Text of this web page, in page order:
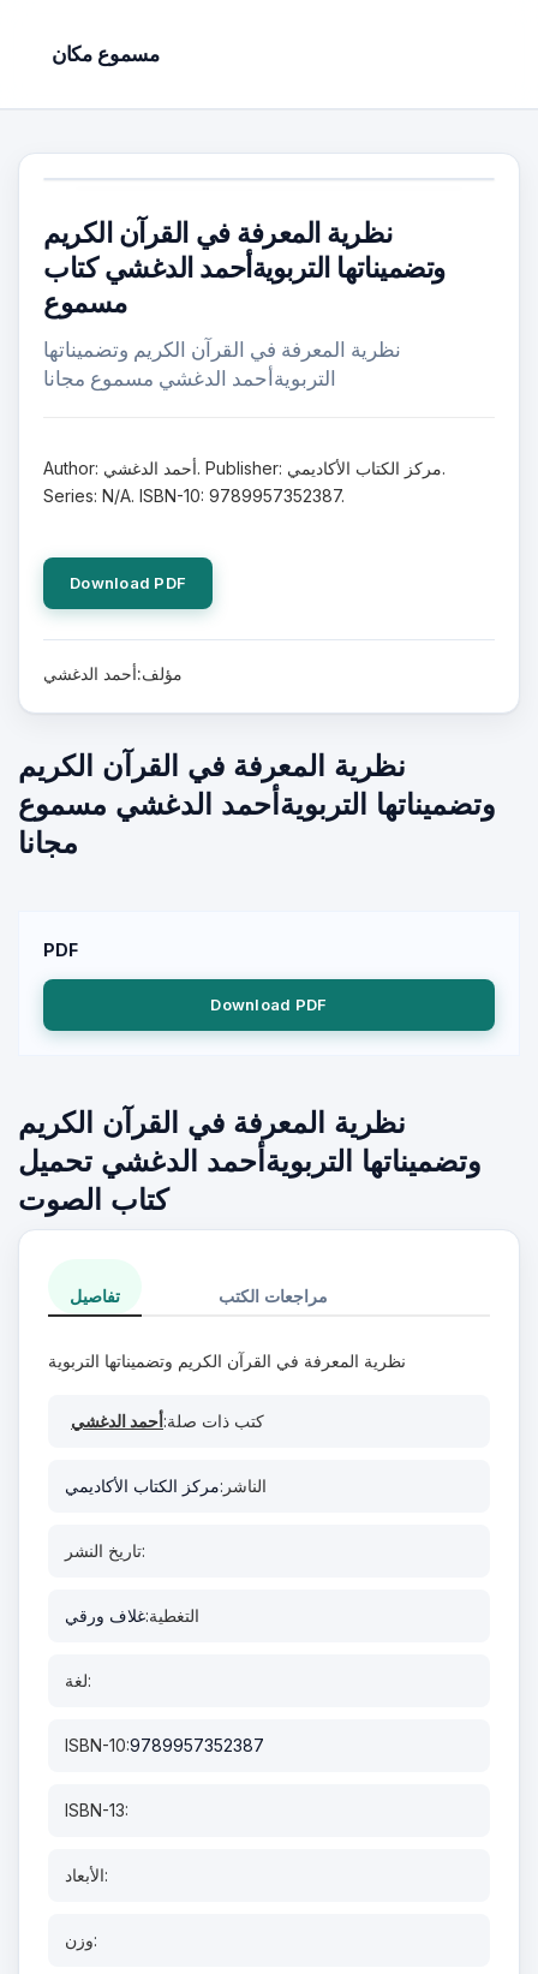
مسموع مكان
نظرية المعرفة في القرآن الكريم
وتضميناتها التربويةأحمد الدغشي كتاب
مسموع
نظرية المعرفة في القرآن الكريم وتضميناتها
التربويةأحمد الدغشي مسموع مجانا
Author: أحمد الدغشي. Publisher: مركز الكتاب الأكاديمي.
Series: N/A. ISBN-10: 9789957352387.
Download PDF
مؤلف:أحمد الدغشي
نظرية المعرفة في القرآن الكريم
وتضميناتها التربويةأحمد الدغشي مسموع
مجانا
PDF
Download PDF
نظرية المعرفة في القرآن الكريم
وتضميناتها التربويةأحمد الدغشي تحميل
كتاب الصوت
تفاصيل مراجعات الكتب
نظرية المعرفة في القرآن الكريم وتضميناتها التربوية
كتب ذات صلة:أحمد الدغشي
الناشر:مركز الكتاب الأكاديمي
تاريخ النشر:
التغطية:غلاف ورقي
لغة:
ISBN-10:9789957352387
ISBN-13:
الأبعاد:
وزن: